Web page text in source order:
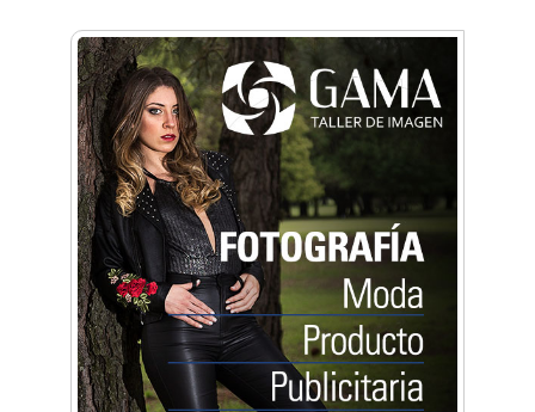
crecimiento personal
Arq. Horacio Alejandro Sánchez
Artística ApasionArte
Artística Catalina
Artística Veral